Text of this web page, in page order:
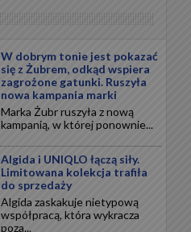
W dobrym tonie jest pokazać
się z Żubrem, odkąd wspiera
zagrożone gatunki. Ruszyła
nowa kampania marki
Marka Żubr ruszyła z nową
kampanią, w której ponownie...
Algida i UNIQLO łączą siły.
Limitowana kolekcja trafiła
do sprzedaży
Algida zaskakuje nietypową
współpracą, która wykracza
poza...